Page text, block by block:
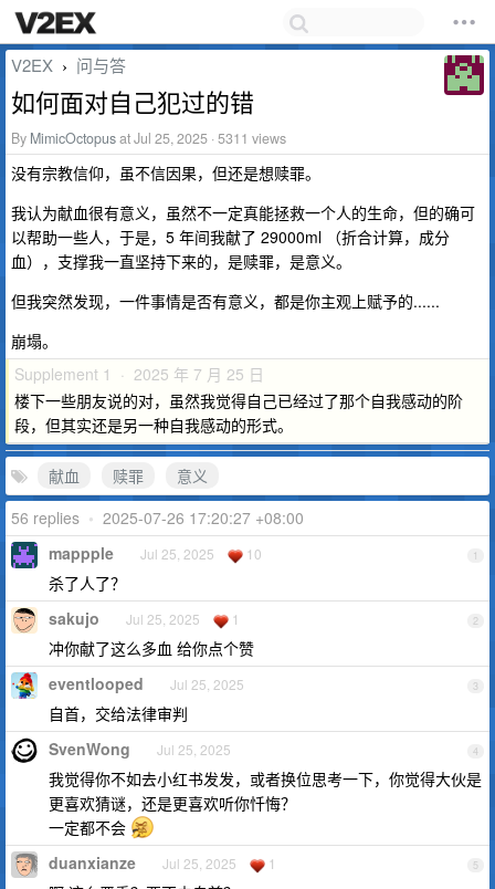
V2EX › 问与答
如何面对自己犯过的错
By MimicOctopusat Jul 25, 2025 · 5311 views
没有宗教信仰，虽不信因果，但还是想赎罪。
我认为献血很有意义，虽然不一定真能拯救一个人的生命，但的确可
以帮助一些人，于是，5 年间我献了 29000ml （折合计算，成分
血），支撑我一直坚持下来的，是赎罪，是意义。
但我突然发现，一件事情是否有意义，都是你主观上赋予的......
崩塌。
Supplement 1 · 2025 年 7 月 25 日
楼下一些朋友说的对，虽然我觉得自己已经过了那个自我感动的阶
段，但其实还是另一种自我感动的形式。
献血 赎罪
意义
56 replies • 2025-07-26 17:20:27 +08:00
1
mappple Jul 25, 2025 10
杀了人了？
2
sakujo Jul 25, 2025 1
冲你献了这么多血 给你点个赞
3
eventlooped Jul 25, 2025
自首，交给法律审判
4
SvenWong Jul 25, 2025
我觉得你不如去小红书发发，或者换位思考一下，你觉得大伙是
更喜欢猜谜，还是更喜欢听你忏悔？
一定都不会
5
duanxianze Jul 25, 2025 1